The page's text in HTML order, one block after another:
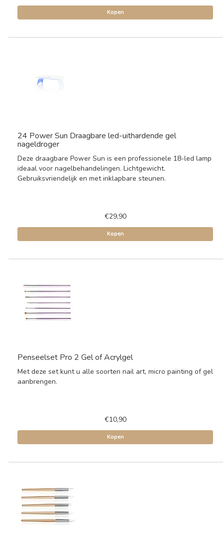
Kopen
24 Power Sun Draagbare led-uithardende gel
nageldroger
Deze draagbare Power Sun is een professionele 18-led lamp
ideaal voor nagelbehandelingen. Lichtgewicht.
Gebruiksvriendelijk en met inklapbare steunen.
€29,90
Kopen
Penseelset Pro 2 Gel of Acrylgel
Met deze set kunt u alle soorten nail art, micro painting of gel
aanbrengen.
€10,90
Kopen